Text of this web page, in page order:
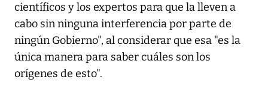
científicos y los expertos para que la lleven a
cabo sin ninguna interferencia por parte de
ningún Gobierno", al considerar que esa "es la
única manera para saber cuáles son los
orígenes de esto".